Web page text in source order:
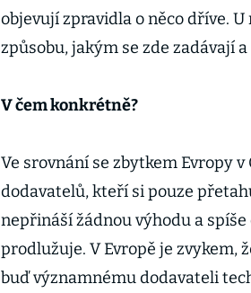
objevují zpravidla o něco dříve.
způsobu, jakým se zde zadávají
V čem konkrétně?
Ve srovnání se zbytkem Evropy
dodavatelů, kteří si pouze
nepřináší žádnou výhodu a
prodlužuje. V Evropě je
buď významnému dodavateli